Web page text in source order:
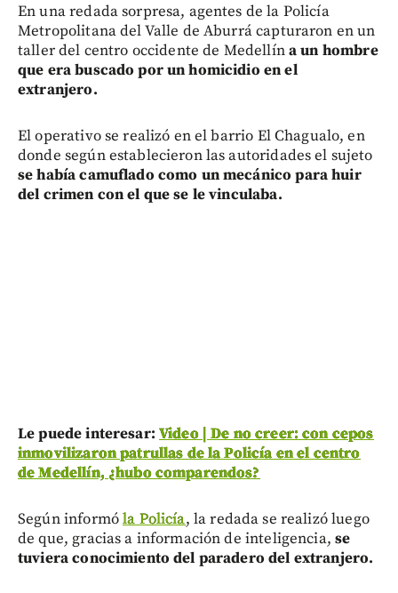
En una redada sorpresa, agentes de la Policía
Metropolitana del Valle de Aburrá capturaron en un
taller del centro occidente de Medellína un hombre
que era buscado por un homicidio en el
extranjero.
El operativo se realizó en el barrio El Chagualo, en
donde según establecieron las autoridades el sujeto
se había camuflado como un mecánico para huir
del crimen con el que se le vinculaba.
Le puede interesar: Video | De no creer: con cepos
inmovilizaron patrullas de la Policía en el centro
de Medellín, ¿hubo comparendos?
Según informóla Policía, la redada se realizó luego
de que, gracias a información de inteligencia,se
tuviera conocimiento del paradero del extranjero.